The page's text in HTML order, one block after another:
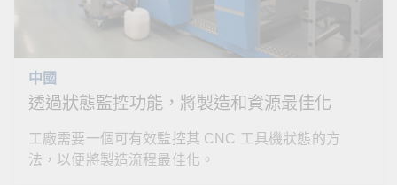
中國
透過狀態監控功能，將製造和資源最佳化
工廠需要一個可有效監控其 CNC 工具機狀態的方
法，以便將製造流程最佳化。